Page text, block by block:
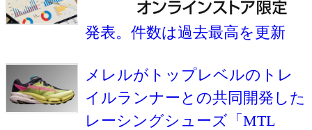
マラソン大会エントリー動向を
発表。件数は過去最高を更新
メレルがトップレベルのトレ
イルランナーとの共同開発した
レーシングシューズ「MTL